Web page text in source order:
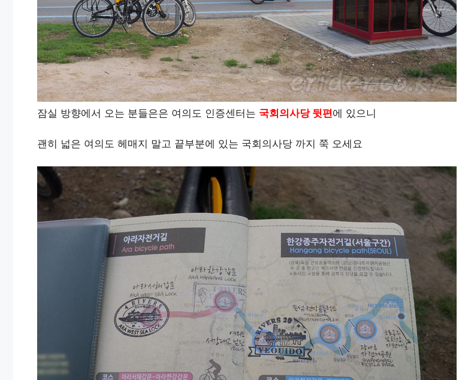
잠실 방향에서 오는 분들은은 여의도 인증센터는 국회의사당 뒷편에 있으니
괜히 넓은 여의도 헤매지 말고 끝부분에 있는 국회의사당 까지 쭉 오세요